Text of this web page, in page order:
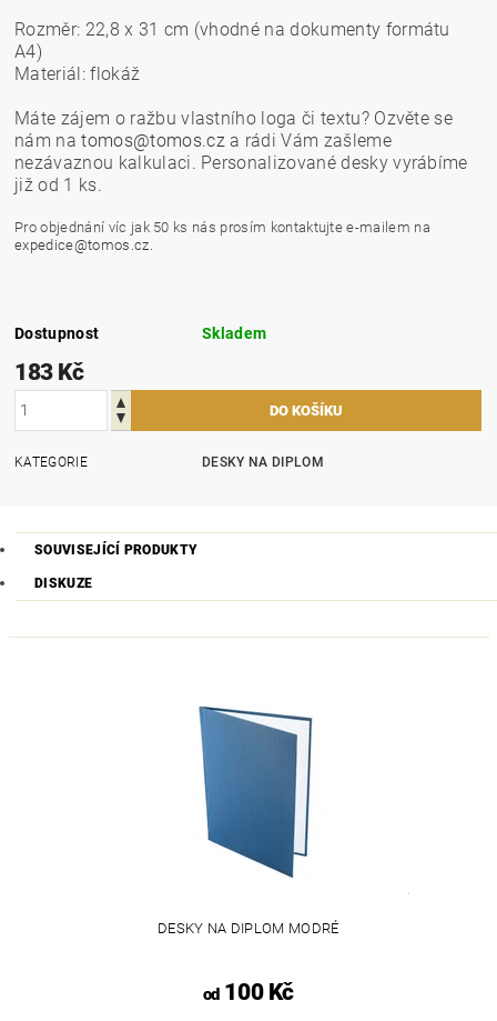
Rozměr: 22,8 x 31 cm (vhodné na dokumenty formátu
A4)
Materiál: flokáž
Máte zájem o ražbu vlastního loga či textu? Ozvěte se
nám natomos@tomos.cz a rádi Vám zašleme
nezávaznou kalkulaci. Personalizované desky vyrábíme
již od 1 ks.
Pro objednání víc jak 50 ks nás prosím kontaktujte e-mailem na
expedice@tomos.cz.
Dostupnost Skladem
183 Kč
KATEGORIE DESKY NA DIPLOM
SOUVISEJÍCÍ PRODUKTY
DISKUZE
DESKY NA DIPLOM MODRÉ
od100 Kč